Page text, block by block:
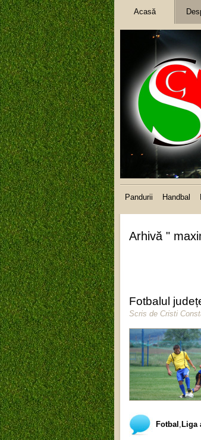
Acasă
Pandurii Handbal
Arhivă "
Fotbalul
Scris de Cristi
Fotbal , Liga